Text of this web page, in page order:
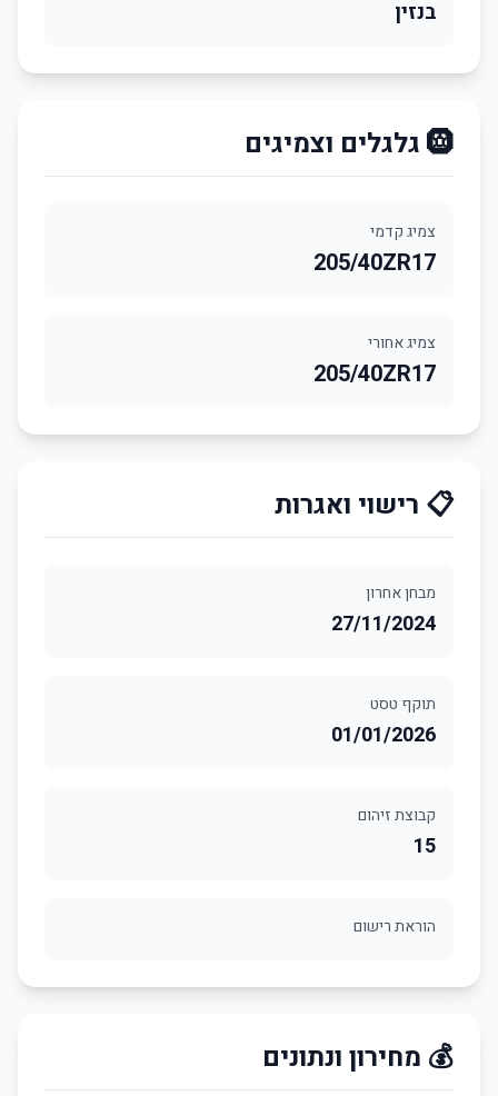
בנזין
🛞 גלגלים וצמיגים
צמיג קדמי
205/40ZR17
צמיג אחורי
205/40ZR17
📋 רישוי ואגרות
מבחן אחרון
27/11/2024
תוקף טסט
01/01/2026
קבוצת זיהום
15
הוראת רישום
💰 מחירון ונתונים